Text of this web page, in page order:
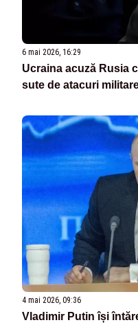
6 mai 2026, 16:29
Ucraina acuză Rusia
sute de atacuri
4 mai 2026, 09:36
Vladimir Putin își